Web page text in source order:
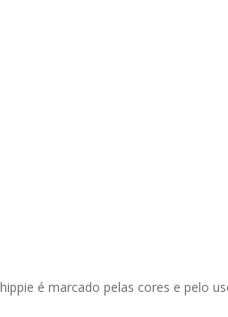
é marcado pelas cores e pelo